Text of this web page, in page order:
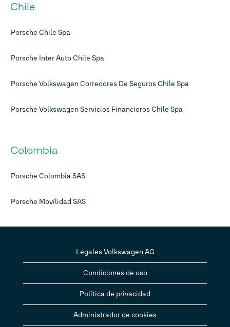
Chile
Porsche Chile Spa
Porsche Inter Auto Chile Spa
Porsche Volkswagen Corredores De Seguros Chile Spa
Porsche Volkswagen Servicios Financieros Chile Spa
Colombia
Porsche Colombia SAS
Porsche Movilidad SAS
Legales Volkswagen AG
Condiciones de uso
Política de privacidad
Administrador de cookies